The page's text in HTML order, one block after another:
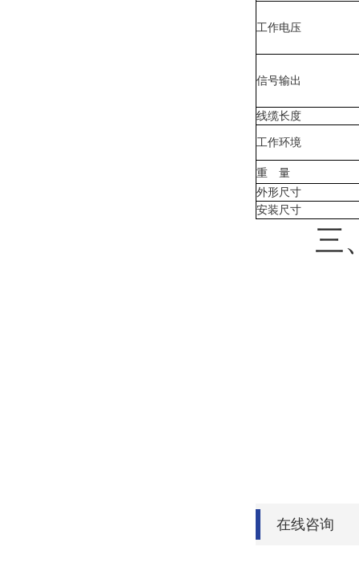
工作电压
信号输出
线缆长度
工作环境
重
量
外形尺寸
安装尺寸
三、
在线咨询